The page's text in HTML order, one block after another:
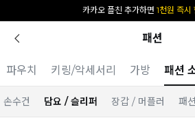
카카오 플친 추가하면 1천원 즉시
패션
파우치 키링/악세서리 가방 패션
손수건 담요 / 슬리퍼 장갑 / 머플러 패